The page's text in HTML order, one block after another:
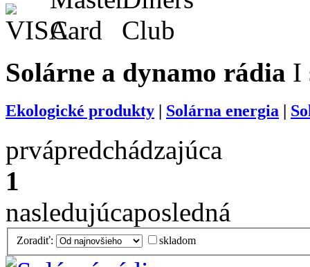
Solárne a dynamo rádia I
Ekologické produkty | Solárna energia |
prvápredchádzajúca
1
nasledujúcaposledná
Zoradiť: skladom